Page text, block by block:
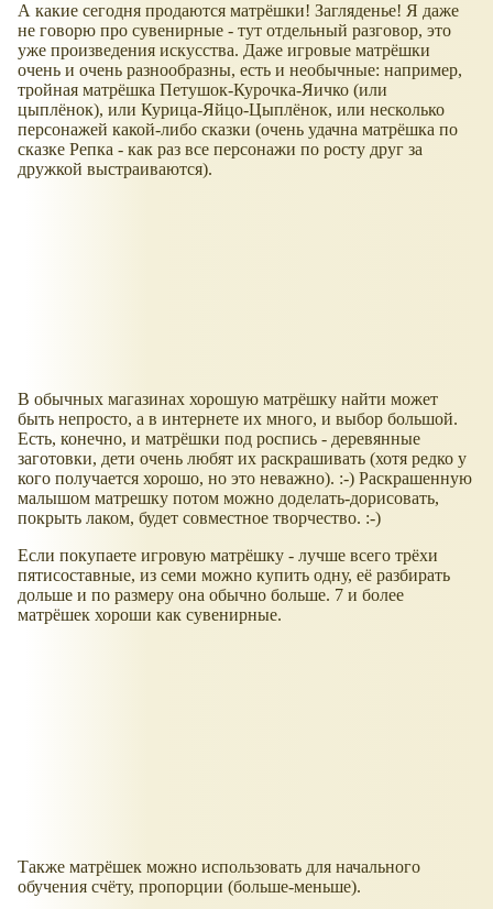
А какие сегодня продаются матрёшки! Загляденье! Я даже
не говорю про сувенирные - тут отдельный разговор, это
уже произведения искусства. Даже игровые матрёшки
очень и очень разнообразны, есть и необычные: например,
тройная матрёшка Петушок-Курочка-Яичко (или
цыплёнок), или Курица-Яйцо-Цыплёнок, или несколько
персонажей какой-либо сказки (очень удачна матрёшка по
сказке Репка - как раз все персонажи по росту друг за
дружкой выстраиваются).
В обычных магазинах хорошую матрёшку найти может
быть непросто, а в интернете их много, и выбор большой.
Есть, конечно, и матрёшки под роспись - деревянные
заготовки, дети очень любят их раскрашивать (хотя редко у
кого получается хорошо, но это неважно). :-) Раскрашенную
малышом матрешку потом можно доделать-дорисовать,
покрыть лаком, будет совместное творчество. :-)
Если покупаете игровую матрёшку - лучше всего трёхи
пятисоставные, из семи можно купить одну, её разбирать
дольше и по размеру она обычно больше. 7 и более
матрёшек хороши как сувенирные.
Также матрёшек можно использовать для начального
обучения счёту, пропорции (больше-меньше).